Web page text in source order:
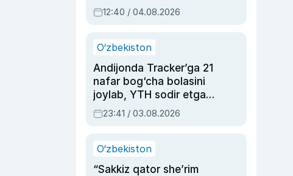
intellektni boshqara
olmay qolishidan xavotir
12:40 / 04.08.2026
O‘zbekiston
Andijonda Tracker’ga 21
nafar bog‘cha bolasini
joylab, YTH sodir etgan
ayolga sud hukmi o‘qildi
23:41 / 03.08.2026
O‘zbekiston
“Sakkiz qator she’rim